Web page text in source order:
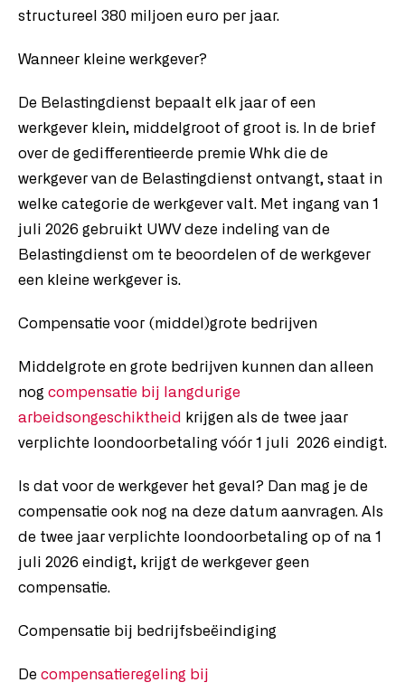
structureel 380 miljoen euro per jaar.
Wanneer kleine werkgever?
De Belastingdienst bepaalt elk jaar of een
werkgever klein, middelgroot of groot is. In de brief
over de gedifferentieerde premie Whk die de
werkgever van de Belastingdienst ontvangt, staat in
welke categorie de werkgever valt. Met ingang van 1
juli 2026 gebruikt UWV deze indeling van de
Belastingdienst om te beoordelen of de werkgever
een kleine werkgever is.
Compensatie voor (middel)grote bedrijven
Middelgrote en grote bedrijven kunnen dan alleen
nog compensatie bij langdurige
arbeidsongeschiktheid
krijgen als de twee jaar
verplichte loondoorbetaling vóór 1 juli 2026 eindigt.
Is dat voor de werkgever het geval? Dan mag je de
compensatie ook nog na deze datum aanvragen. Als
de twee jaar verplichte loondoorbetaling op of na 1
juli 2026 eindigt, krijgt de werkgever geen
compensatie.
Compensatie bij bedrijfsbeëindiging
De compensatieregeling bij